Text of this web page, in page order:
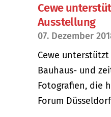
Cewe
Ausstellung
07. Dezember
Cewe
Bauhaus- und
Fotografien, die
Forum